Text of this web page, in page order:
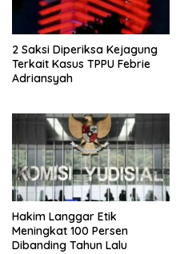
2 Saksi Diperiksa Kejagung
Terkait Kasus TPPU Febrie
Adriansyah
Hakim Langgar Etik
Meningkat 100 Persen
Dibanding Tahun Lalu